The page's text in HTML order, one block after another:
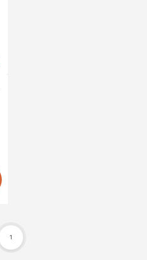
1